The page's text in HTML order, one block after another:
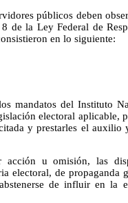
públicos deben
de la Ley Federal de
en lo siguiente:
mandatos del Instituto
electoral aplicable,
y prestarles el auxilio
u omisión, las
electoral, de
de influir en la